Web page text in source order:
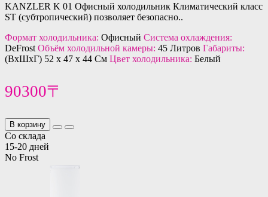
KANZLER K 01 Офисный холодильник Климатический класс
ST (субтропический) позволяет безопасно..
Формат холодильника: Офисный Система охлаждения:
DeFrost Объём холодильной камеры: 45 Литров Габариты:
(ВхШхГ) 52 х 47 х 44 См Цвет холодильника: Белый
90300〒
В корзину
Со склада
15-20 дней
No Frost